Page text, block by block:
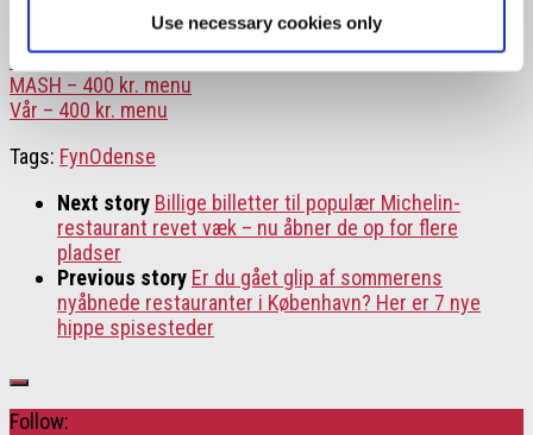
Use necessary cookies only
MAST, Middelfart
The Balcony – 400 kr. menu
MASH – 400 kr. menu
Vår – 400 kr. menu
Tags: FynOdense
Next story Billige billetter til populær Michelin-
restaurant revet væk – nu åbner de op for flere
pladser
Previous story Er du gået glip af sommerens
nyåbnede restauranter i København? Her er 7 nye
hippe spisesteder
Follow: